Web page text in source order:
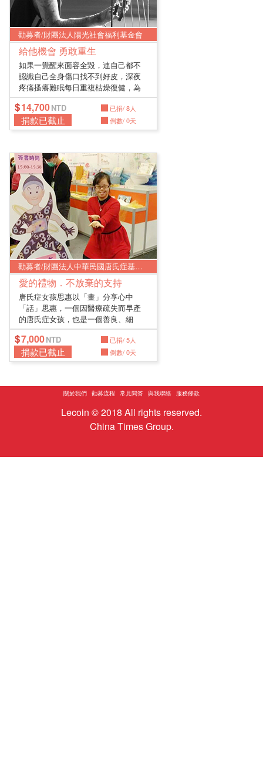
勸募者/財團法人陽光社會福利基金會
給他機會 勇敢重生
如果一覺醒來面容全毀，連自己都不
認識自己全身傷口找不到好皮，深夜
疼痛搔癢難眠每日重複枯燥復健，為
些許...
14,700 已捐/ 8人
捐款已截止 倒數/ 0天
勸募者/財團法人中華民國唐氏症基金會
愛的禮物．不放棄的支持
唐氏症女孩思惠以「畫」分享心中
「話」思惠，一個因醫療疏失而早產
的唐氏症女孩，也是一個善良、細
膩，對於...
7,000 已捐/ 5人
捐款已截止 倒數/ 0天
關於我們 勸募流程 常見問答 與我聯絡 服務條款
Lecoin © 2018 All rights reserved.
China Times Group.